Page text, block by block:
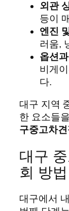
외관
등이
엔진
러움,
옵션
비게
다.
대구 지역
한 요소들
구중고차견
대구
회 방법
대구에서